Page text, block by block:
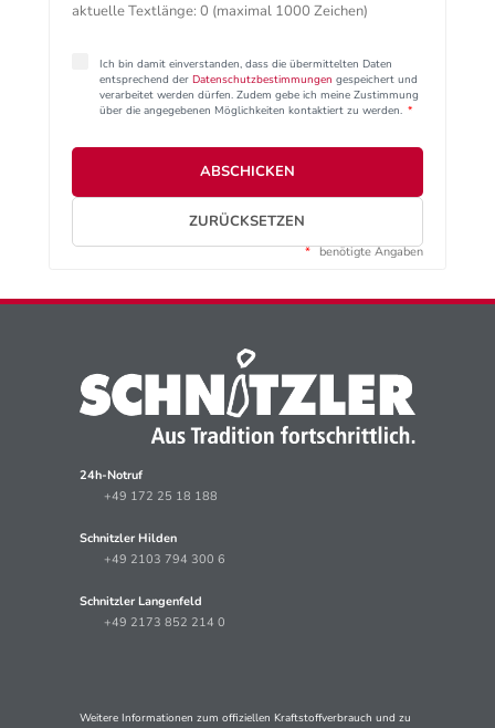
aktuelle Textlänge: 0 (maximal 1000 Zeichen)
Ich bin damit einverstanden, dass die übermittelten Daten
entsprechend der Datenschutzbestimmungen gespeichert und
verarbeitet werden dürfen. Zudem gebe ich meine Zustimmung
über die angegebenen Möglichkeiten kontaktiert zu werden. *
ABSCHICKEN
ZURÜCKSETZEN
* benötigte Angaben
24h-Notruf
+49 172 25 18 188
Schnitzler Hilden
+49 2103 794 300 6
Schnitzler Langenfeld
+49 2173 852 214 0
Weitere Informationen zum offiziellen Kraftstoffverbrauch und zu